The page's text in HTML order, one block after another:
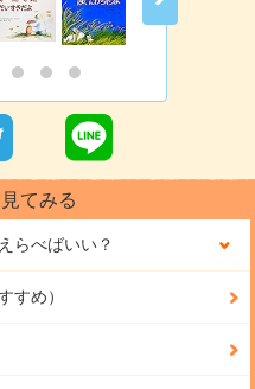
てみる
らべばいい？
すめ）